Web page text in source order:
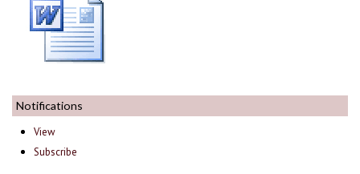
Notifications
View
Subscribe